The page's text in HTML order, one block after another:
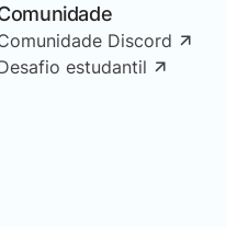
Discord
estudantil